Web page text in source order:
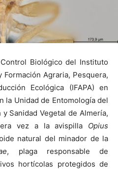
Biológico del Instituto
Agraria, Pesquera,
Ecológica (IFAPA) en
la Unidad de Entomología del
Sanidad Vegetal de Almería,
vez a la avispilla Opius
natural del minador de la
, plaga responsable de
hortícolas protegidos de